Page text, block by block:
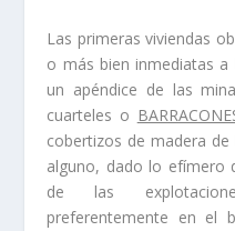
Las primeras viviendas
o más bien inmediatas
un apéndice de las
cuarteles o
cobertizos de madera
alguno, dado lo efí­mero
de las
preferentemente en el